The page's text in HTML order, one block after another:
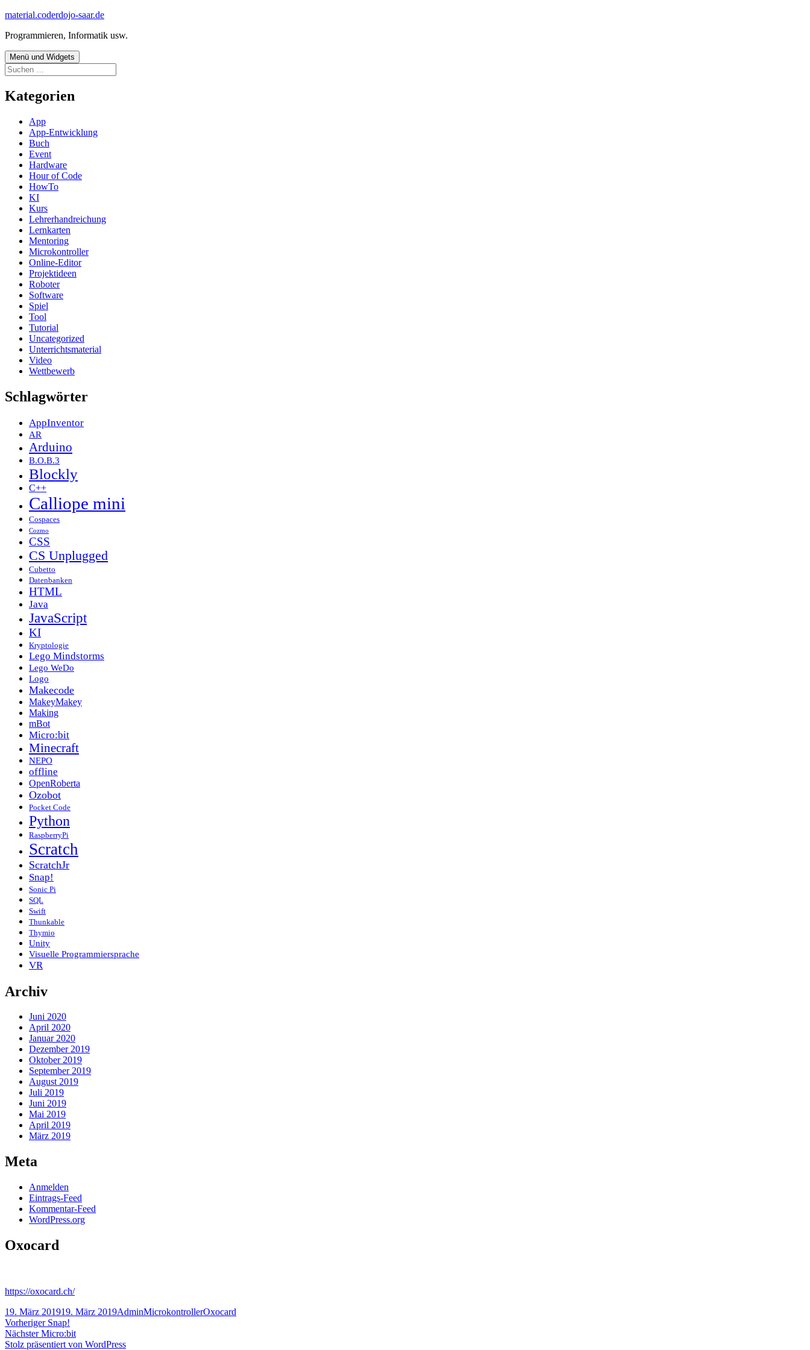
Zum
springen
material.coderdojo-saar.de
Programmieren, Informatik usw.
Menü und Widgets
Suchen
nach:
Kategorien
App
App-Entwicklung
Buch
Event
Hardware
Hour of Code
HowTo
KI
Kurs
Lehrerhandreichung
Lernkarten
Mentoring
Microkontroller
Online-Editor
Projektideen
Roboter
Software
Spiel
Tool
Tutorial
Uncategorized
Unterrichtsmaterial
Video
Wettbewerb
Schlagwörter
AppInventor
AR
Arduino
B.O.B.3
Blockly
C++
Calliope mini
Cospaces
Cozmo
CSS
CS Unplugged
Cubetto
Datenbanken
HTML
Java
JavaScript
KI
Kryptologie
Lego Mindstorms
Lego WeDo
Logo
Makecode
MakeyMakey
Making
mBot
Micro:bit
Minecraft
NEPO
offline
OpenRoberta
Ozobot
Pocket Code
Python
RaspberryPi
Scratch
ScratchJr
Snap!
Sonic Pi
SQL
Swift
Thunkable
Thymio
Unity
Visuelle Programmiersprache
VR
Archiv
Juni 2020
April 2020
Januar 2020
Dezember 2019
Oktober 2019
September 2019
August 2019
Juli 2019
Juni 2019
Mai 2019
April 2019
März 2019
Meta
Anmelden
Eintrags-Feed
Kommentar-Feed
WordPress.org
Oxocard
https://oxocard.ch/
Veröffentlicht
am
19. März 201919. März 2019Autor
AdminKategorien
MicrokontrollerSchlagwörter
Oxocard
Beitragsnavigation
Vorheriger Vorheriger
Beitrag:
Snap!
Nächster Nächster
Beitrag:
Micro:bit
Stolz präsentiert von WordPress